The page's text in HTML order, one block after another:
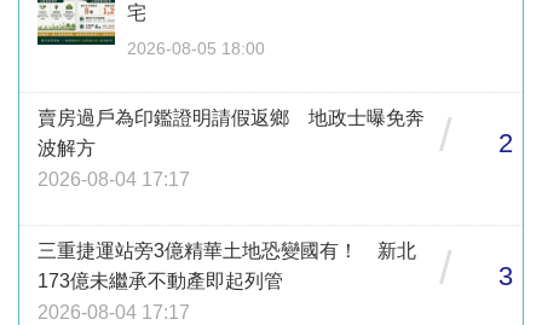
宅
2026-08-05 18:00
賣房過戶為印鑑證明請假返鄉 地政士曝免奔
波解方
2026-08-04 17:17
/ 2
三重捷運站旁3億精華土地恐變國有！ 新北
173億未繼承不動產即起列管
2026-08-04 17:17
/ 3